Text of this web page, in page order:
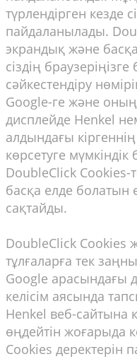
түрлендірген кезде
пайдаланылады.
экрандық және
сіздің
сәйкестендіру
Google-ге және
дисплейде Henkel
алдындағы
көрсетуге мүмкіндік
DoubleClick Cookies-
басқа елде болатын
сақтайды.
DoubleClick Cookies
тұлғаларға тек
Google арасындағы
келісім аясында
Henkel веб-сайтына
өңдейтін жоғарыда
Cookies деректерін